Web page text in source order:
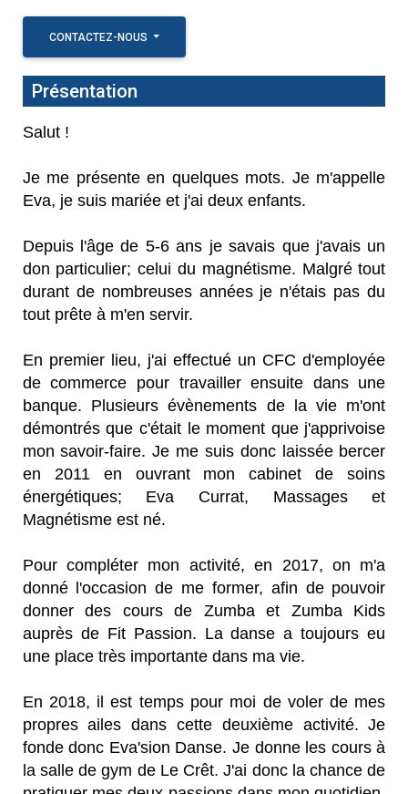
CONTACTEZ-NOUS
Présentation
Salut !
Je me présente en quelques mots. Je m'appelle
Eva, je suis mariée et j'ai deux enfants.
Depuis l'âge de 5-6 ans je savais que j'avais un
don particulier; celui du magnétisme. Malgré tout
durant de nombreuses années je n'étais pas du
tout prête à m'en servir. ​
En premier lieu, j'ai effectué un CFC d'employée
de commerce pour travailler ensuite dans une
banque. Plusieurs évènements de la vie m'ont
démontrés que c'était le moment que j'apprivoise
mon savoir-faire. Je me suis donc laissée bercer
en 2011 en ouvrant mon cabinet de soins
énergétiques; Eva Currat, Massages et
Magnétisme est né.
Pour compléter mon activité, en 2017, on m'a
donné l'occasion de me former, afin de pouvoir
donner des cours de Zumba et Zumba Kids
auprès de Fit Passion. La danse a toujours eu
une place très importante dans ma vie.
En 2018, il est temps pour moi de voler de mes
propres ailes dans cette deuxième activité. Je
fonde donc Eva'sion Danse. Je donne les cours à
la salle de gym de Le Crêt. J'ai donc la chance de